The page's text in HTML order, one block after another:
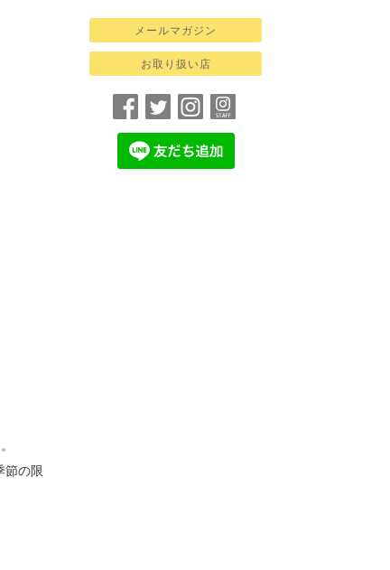
節の限
メールマガジン
お取り扱い店